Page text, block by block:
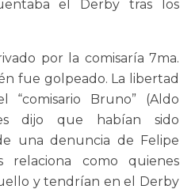
el Derby tras los
por la comisaría 7ma.
fue golpeado. La libertad
“comisario Bruno” (Aldo
dijo que habían sido
una denuncia de Felipe
relaciona como quienes
y tendrían en el Derby